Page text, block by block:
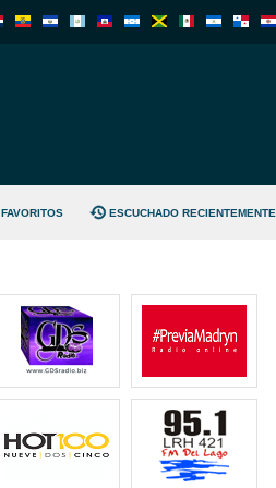
FAVORITOS ESCUCHADO RECIENTEMENTE